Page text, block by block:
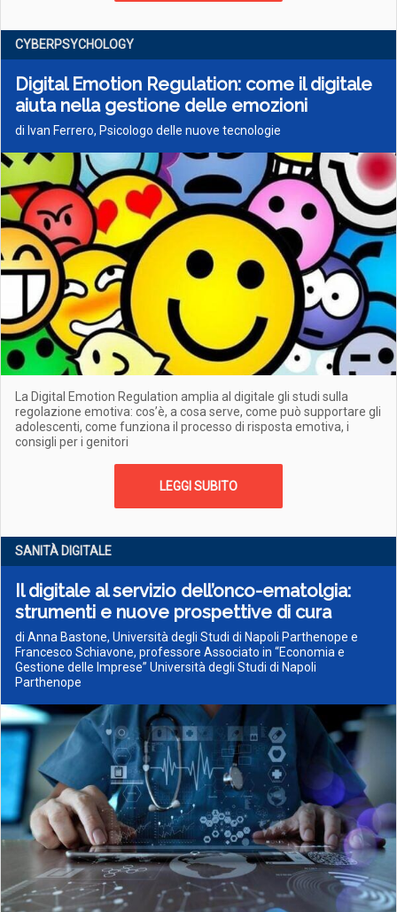
CYBERPSYCHOLOGY
Digital Emotion Regulation: come il digitale
aiuta nella gestione delle emozioni
di Ivan Ferrero, Psicologo delle nuove tecnologie
La Digital Emotion Regulation amplia al digitale gli studi sulla
regolazione emotiva: cos’è, a cosa serve, come può supportare gli
adolescenti, come funziona il processo di risposta emotiva, i
consigli per i genitori
LEGGI SUBITO
SANITÀ DIGITALE
Il digitale al servizio dell’onco-ematolgia:
strumenti e nuove prospettive di cura
di Anna Bastone, Università degli Studi di Napoli Parthenope e
Francesco Schiavone, professore Associato in “Economia e
Gestione delle Imprese” Università degli Studi di Napoli
Parthenope